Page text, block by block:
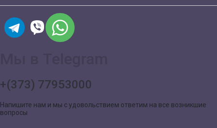
+(373) 77953000
Напишите нам и мы с удовольствием ответим на все возникшие
вопросы